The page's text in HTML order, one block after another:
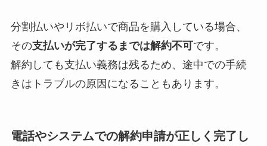
分割払いやリボ払いで商品を購入している場合、
その支払いが完了するまでは解約不可です。
解約しても支払い義務は残るため、途中での手続
きはトラブルの原因になることもあります。
電話やシステムでの解約申請が正しく完了し